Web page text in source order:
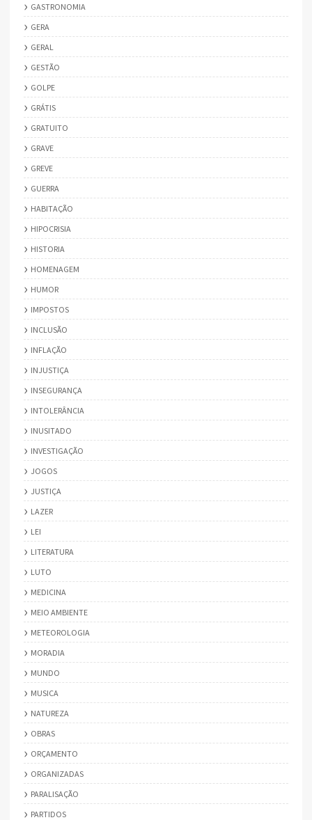
GASTRONOMIA
GERA
GERAL
GESTÃO
GOLPE
GRÁTIS
GRATUITO
GRAVE
GREVE
GUERRA
HABITAÇÃO
HIPOCRISIA
HISTORIA
HOMENAGEM
HUMOR
IMPOSTOS
INCLUSÃO
INFLAÇÃO
INJUSTIÇA
INSEGURANÇA
INTOLERÂNCIA
INUSITADO
INVESTIGAÇÃO
JOGOS
JUSTIÇA
LAZER
LEI
LITERATURA
LUTO
MEDICINA
MEIO AMBIENTE
METEOROLOGIA
MORADIA
MUNDO
MUSICA
NATUREZA
OBRAS
ORÇAMENTO
ORGANIZADAS
PARALISAÇÃO
PARTIDOS